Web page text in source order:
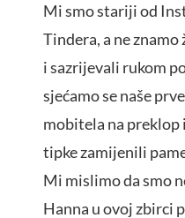
Mi smo stariji od
Tindera, a ne
i sazrijevali rukom
sjećamo se naše
mobitela na preklop
tipke zamijenili
Mi mislimo da smo
Hanna u ovoj zbirci